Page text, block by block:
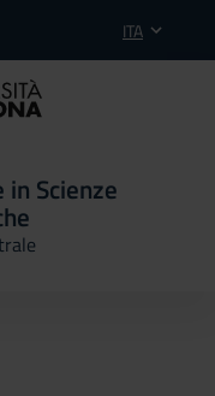
ITA
Scienze